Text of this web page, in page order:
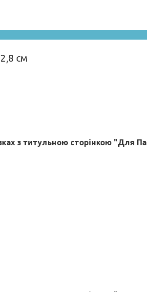
см
з титульною сторінкою "Для